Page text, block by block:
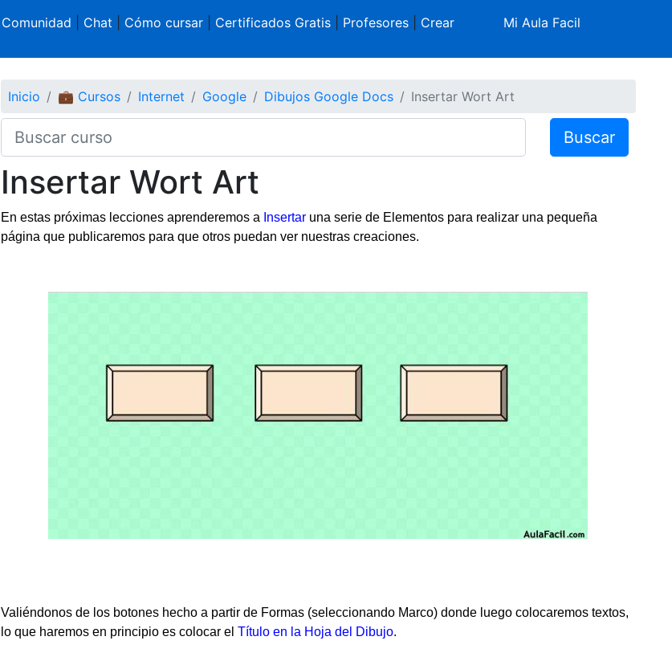
Comunidad Chat Cómo cursar| Certificados Gratis| Profesores| Crear
Mi Aula Facil
Inicio 💼 Cursos Internet Google Dibujos Google Docs Insertar Wort Art
Buscar
Insertar Wort Art
En estas próximas lecciones aprenderemos a Insertaruna serie de Elementos para realizar una pequeña
página que publicaremos para que otros puedan ver nuestras creaciones.
Valiéndonos de los botones hecho a partir de Formas (seleccionando Marco) donde luego colocaremos textos,
lo que haremos en principio es colocar el Título en la Hoja del Dibujo.